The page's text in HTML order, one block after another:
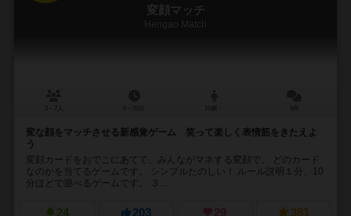
変顔マッチ
Hengao Match
変な顔をマッチさせる新感覚ゲーム 笑って楽しく表情筋をきたえよ
う
変顔カードをおでこにあてて、みんながマネする変顔で、 どのカード
なのかを当てるゲームです。 シンプルたのしい！ ルール説明１分、10
分ほどで遊べるゲームです。 ３...
24 203 29 381